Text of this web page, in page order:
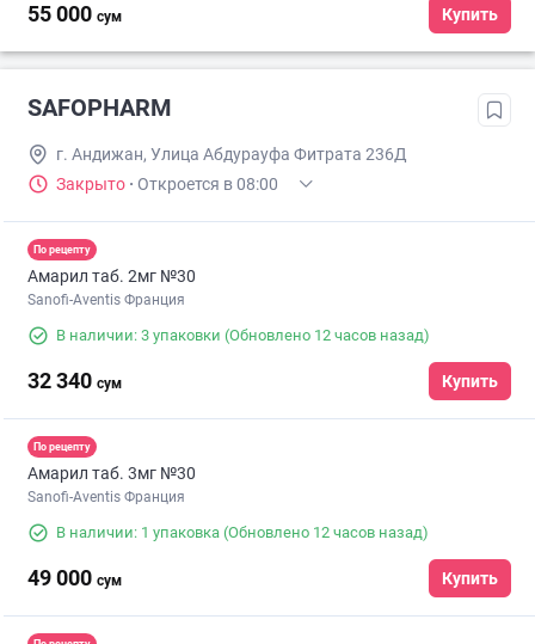
55 000 сум Купить
SAFOPHARM
г. Андижан, Улица Абдурауфа Фитрата 236Д
Закрыто · Откроется в 08:00
По рецепту
Амарил таб. 2мг №30
Sanofi-Aventis Франция
В наличии: 3 упаковки (Обновлено 12 часов назад)
32 340 сум Купить
По рецепту
Амарил таб. 3мг №30
Sanofi-Aventis Франция
В наличии: 1 упаковка (Обновлено 12 часов назад)
49 000 сум Купить